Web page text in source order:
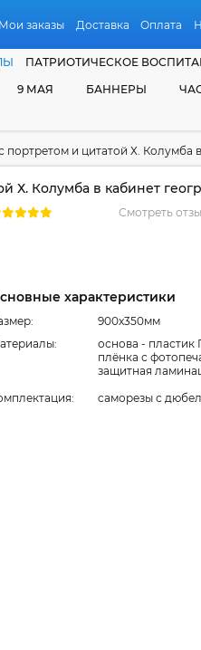
Мои заказы Доставка Оплата
ПАТРИОТИЧЕСКОЕ
9 МАЯ БАННЕРЫ
портретом и цитатой Х. Колумба
Х. Колумба в кабинет
Смотреть
характеристики
900x350мм
основа -
плёнка с
защитная
cаморезы с